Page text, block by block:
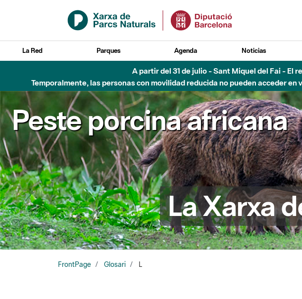
Saltar al contenido principal
La Red Parques Agenda Noticias
A partir del 31 de julio - Sant Miquel del Fai - El
Temporalmente, las personas con movilidad reducida no pueden acceder
Peste porcina africana
La Xarxa
FrontPage Glosari L